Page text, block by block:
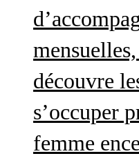
découvre
s’occuper
femme